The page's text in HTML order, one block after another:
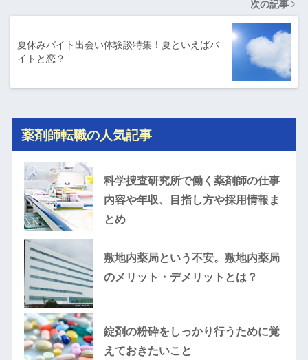
次の記事
夏休みバイト出会い体験談特集！夏といえばバ
イトと恋？
薬剤師転職の人気記事
科学捜査研究所で働く薬剤師の仕事
内容や年収、目指し方や採用情報ま
とめ
敷地内薬局という不安。敷地内薬局
のメリット・デメリットとは？
錠剤の粉砕をしっかり行うために覚
えておきたいこと